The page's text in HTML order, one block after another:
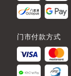
门市付款方式